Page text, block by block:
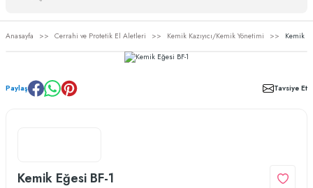
Anasayfa Cerrahi ve Protetik El Aletleri Kemik Kazıyıcı/Kemik Yönetimi Kemik
Paylaş Tavsiye Et
Kemik Eğesi BF-1